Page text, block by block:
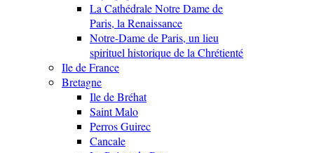
La Cathédrale Notre Dame de
Paris, la Renaissance
Notre-Dame de Paris, un lieu
spirituel historique de la Chrétienté
Ile de France
Bretagne
Ile de Bréhat
Saint Malo
Perros Guirec
Cancale